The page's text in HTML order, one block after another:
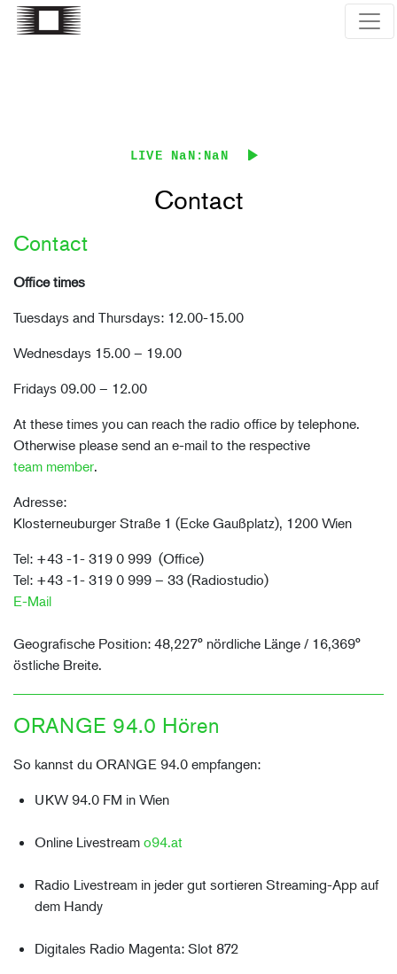
Skip
LIVE NaN:NaN
Contact
Contact
Office times
Tuesdays and Thursdays: 12.00-15.00
Wednesdays 15.00 – 19.00
Fridays 09.00 – 12.00
At these times you can reach the radio office by telephone.
Otherwise please send an e-mail to the respective
team member.
Adresse:
Klosterneuburger Straße 1 (Ecke Gaußplatz), 1200 Wien
Tel: +43 -1- 319 0 999 (Office)
Tel: +43 -1- 319 0 999 – 33 (Radiostudio)
E-Mail
Geografische Position: 48,227° nördliche Länge / 16,369°
östliche Breite.
ORANGE 94.0 Hören
So kannst du ORANGE 94.0 empfangen:
UKW 94.0 FM in Wien
Online Livestream o94.at
Radio Livestream in jeder gut sortieren Streaming-App auf
dem Handy
Digitales Radio Magenta: Slot 872